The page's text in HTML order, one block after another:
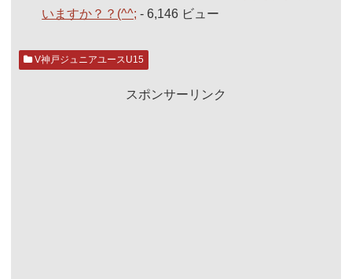
いますか？？(^^; - 6,146 ビュー
V神戸ジュニアユースU15
スポンサーリンク